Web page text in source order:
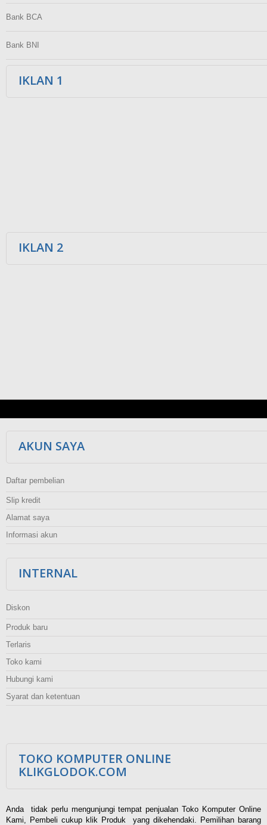
Bank BCA
Bank BNI
IKLAN 1
IKLAN 2
AKUN SAYA
Daftar pembelian
Slip kredit
Alamat saya
Informasi akun
INTERNAL
Diskon
Produk baru
Terlaris
Toko kami
Hubungi kami
Syarat dan ketentuan
TOKO KOMPUTER ONLINE
KLIKGLODOK.COM
Anda tidak perlu mengunjungi tempat penjualan Toko Komputer Online
Kami, Pembeli cukup klik Produk yang dikehendaki. Pemilihan barang